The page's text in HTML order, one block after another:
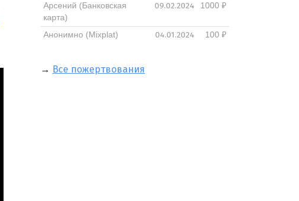
Арсений (Банковская
карта)
09.02.2024 1000 ₽
Анонимно (Mixplat) 04.01.2024 100 ₽
→ Все пожертвования